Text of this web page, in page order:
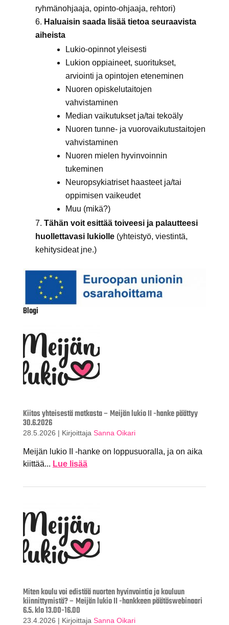
ryhmänohjaaja, opinto-ohjaaja, rehtori)
Haluaisin saada lisää tietoa seuraavista
aiheista
Lukio-opinnot yleisesti
Lukion oppiaineet, suoritukset,
arviointi ja opintojen eteneminen
Nuoren opiskelutaitojen
vahvistaminen
Median vaikutukset ja/tai tekoäly
Nuoren tunne‑ ja vuorovaikutustaitojen
vahvistaminen
Nuoren mielen hyvinvoinnin
tukeminen
Neuropsykiatriset haasteet ja/tai
oppimisen vaikeudet
Muu (mikä?)
Tähän voit esittää toiveesi ja palautteesi
huollettavasi lukiolle(yhteistyö, viestintä,
kehitysideat jne.)
Blogi
Kiitos yhteisestä matkasta – Meijän lukio II -hanke päättyy
30.6.2026
28.5.2026 | Kirjoittaja Sanna Oikari
Meijän lukio II -hanke on loppusuoralla, ja on aika
kiittää... Lue lisää
Miten koulu voi edistää nuorten hyvinvointia ja kouluun
kiinnittymistä? – Meijän lukio II -hankkeen päätöswebinaari
6.5. klo 13.00-16.00
23.4.2026 | Kirjoittaja Sanna Oikari